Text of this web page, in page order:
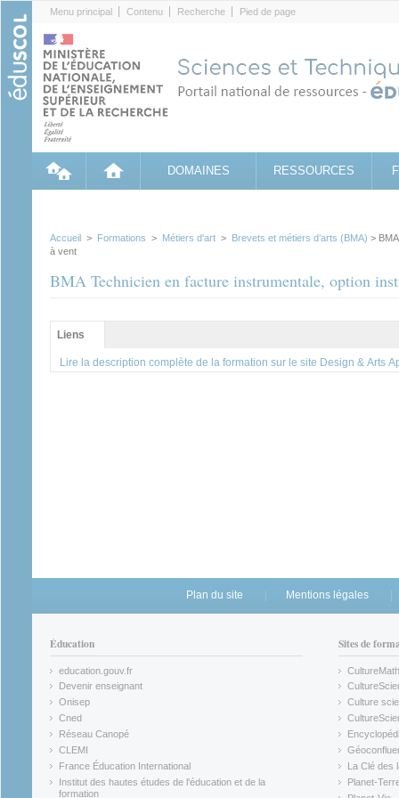
Menu principal Contenu Recherche Pied de page
DOMAINES RESSOURCES
Accueil > Formations > Métiers d'art > Brevets et métiers d’arts (BMA) >
à vent
BMA Technicien en facture instrumentale, option
Groupe principal
Liens
actif)
Lire la description complète de la formation sur le site Design & Arts
Plan du site Mentions légales
Éducation
education.gouv.fr
(link is external)
Devenir enseignant
(link is external)
Onisep
(link is external)
Cned
(link is external)
Réseau Canopé
(link is external)
CLEMI
(link is external)
France Éducation International
(link is external)
Institut des hautes études de l'éducation et de la
formation
Sites de
CultureMath
(link is
(link is
Culture
(link is
(link is
(link is
La Clé des
(link is
Planet-
(link is